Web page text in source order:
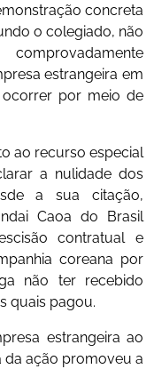
concreta
o colegiado, não
estrangeira em
por meio de
ao recurso especial
a nulidade dos
a sua citação,
Caoa do Brasil
contratual e
coreana por
não ter recebido
quais pagou.
estrangeira ao
da ação promoveu a